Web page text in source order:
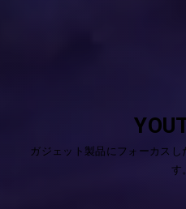
ガジェット製品にフォーカス
す。